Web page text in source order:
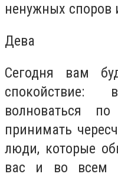
ненужных споров
Дева
Сегодня вам
волноваться
принимать
люди, которые
вас и во всем